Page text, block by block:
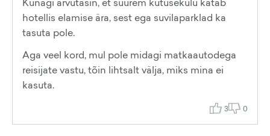
hotellis elamise ära, sest ega suvilaparklad ka
tasuta pole.
Aga veel kord, mul pole midagi matkaautodega
reisijate vastu, tõin lihtsalt välja, miks mina ei
kasuta.
3 0